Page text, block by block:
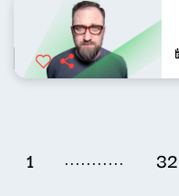
1 ........... 32